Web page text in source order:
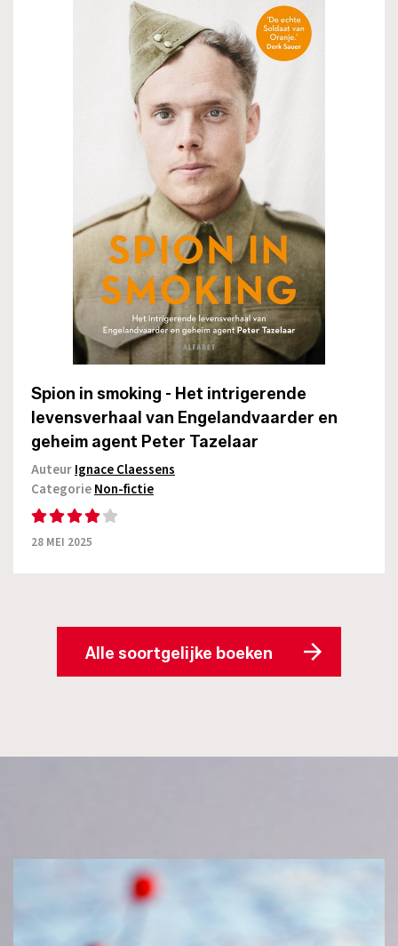
Spion in smoking - Het intrigerende
levensverhaal van Engelandvaarder en
geheim agent Peter Tazelaar
AuteurIgnace Claessens
CategorieNon-fictie
28 MEI 2025
Alle soortgelijke boeken